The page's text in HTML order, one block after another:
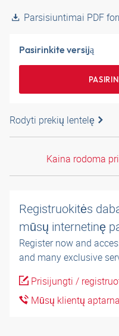
Parsisiuntimai PDF
Pasirinkite versiją
Rodyti prekių lentelę
Kaina rodoma
Registruokitės
mūsų internetinę
Register now and
and many exclusive
Prisijungti /
Mūsų klientų